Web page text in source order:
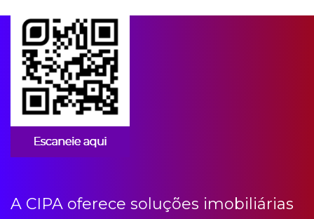
A CIPA oferece soluções imobiliárias
completas e adequadas às
necessidades de cada cliente, com a
administradora que alia tecnologia e